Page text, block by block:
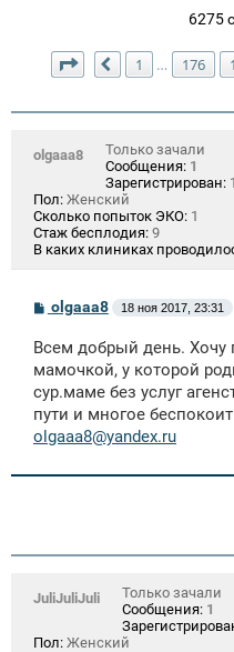
6275
Страница 179 из180
Пред.
1 … 176
olgaaa8
Только зачали
Сообщения: 1
Зарегистрирован:
Пол: Женский
Сколько попыток ЭКО: 1
Стаж бесплодия: 9
В каких клиниках
С
б
щ
н
и
е
olgaaa8 18 ноя 2017, 23:31
Всем добрый день. Хочу
мамочкой, у которой
сур.маме без услуг
пути и многое
olgaaa8@yandex.ru
JuliJuliJuli
Только зачали
Сообщения: 1
Пол: Женский